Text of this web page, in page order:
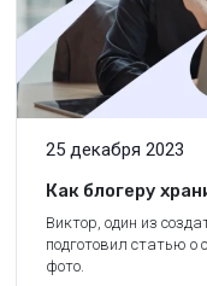
25 декабря 2023
Как блогеру
из
Виктор, один из
подготовил статью о
фото.